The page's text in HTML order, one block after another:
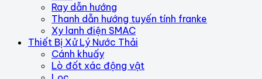
Ray dẫn hướng
Thanh dẫn hướng tuyến tính franke
Xy lanh điện SMAC
Thiết Bị Xử Lý Nước Thải
Cánh khuấy
Lò đốt xác động vật